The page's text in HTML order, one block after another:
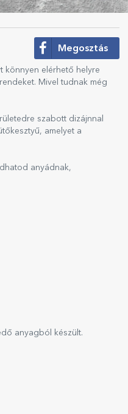
Megosztás
könnyen elérhető helyre
Mivel tudnak még
szabott dizájnnal
amelyet a
anyádnak,
anyagból készült.